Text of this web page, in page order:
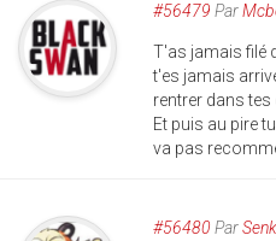
#56479 Par
T'as jamais filé
t'es jamais
rentrer dans
Et puis au pire
va pas
#56480 Par